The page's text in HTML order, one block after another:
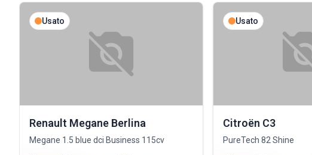
Usato
Renault Megane Berlina
Megane 1.5 blue dci Business 115cv
Usato
Citroën C3
PureTech 82 Shine